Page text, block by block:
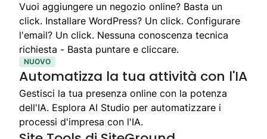
Vuoi aggiungere un negozio online? Basta un
click. Installare WordPress? Un click. Configurare
l'email? Un click. Nessuna conoscenza tecnica
richiesta - Basta puntare e cliccare.
Automatizza la tua attività con l'IA
NUOVO
Gestisci la tua presenza online con la potenza
dell'IA. Esplora AI Studio per automatizzare i
processi d'impresa con l'IA.